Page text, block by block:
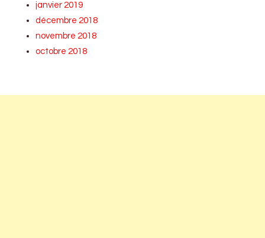
janvier 2019
décembre 2018
novembre 2018
octobre 2018